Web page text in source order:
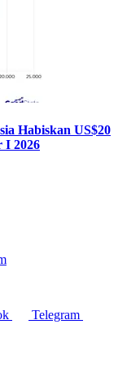
Habiskan US$20
I 2026
Telegram